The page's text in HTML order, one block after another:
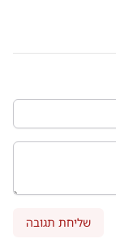
שליחת תגובה